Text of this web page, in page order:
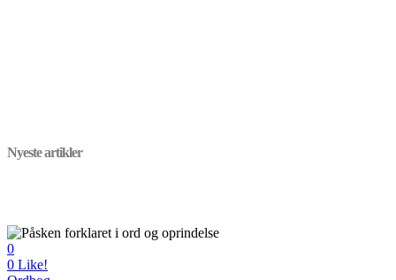
Nyeste artikler
0
0 Like!